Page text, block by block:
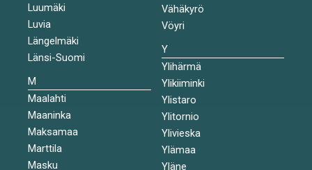
Luumäki
Luvia
Längelmäki
Länsi-Suomi
M
Maalahti
Maaninka
Maksamaa
Marttila
Masku
Vähäkyrö
Vöyri
Y
Ylihärmä
Ylikiiminki
Ylistaro
Ylitornio
Ylivieska
Ylämaa
Yläne